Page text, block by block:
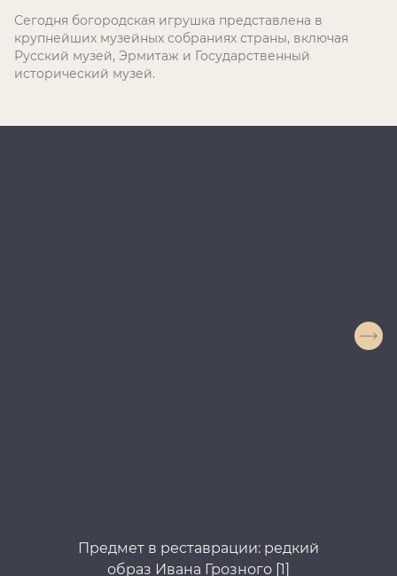
Сегодня богородская игрушка представлена в
крупнейших музейных собраниях страны, включая
Русский музей, Эрмитаж и Государственный
исторический музей.
Предмет в реставрации: редкий
образ Ивана Грозного [1]